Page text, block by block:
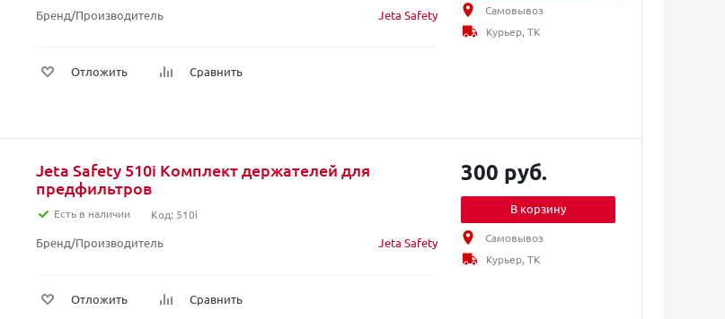
Бренд/Производитель Jeta Safety
Отложить Сравнить
Самовывоз
Курьер, ТК
Jeta Safety 510i Комплект держателей для
предфильтров
Есть в наличии Код: 510i
Бренд/Производитель Jeta Safety
Отложить Сравнить
300 руб.
В корзину
Самовывоз
Курьер, ТК